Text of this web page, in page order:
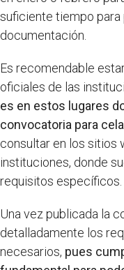
suficiente tiempo
documentación.
Es recomendable
oficiales de las
es en estos lugares
convocatoria para
consultar en los sitios
instituciones, donde
requisitos específicos.
Una vez publicada la
detalladamente los
necesarios, pues